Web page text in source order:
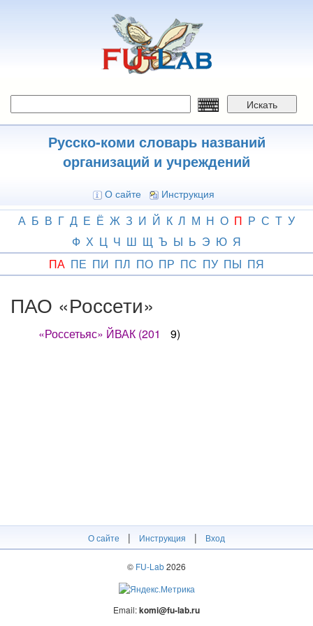
Искать
Русско-коми словарь названий
организаций и учреждений
О сайте Инструкция
А Б В Г Д Е Ё Ж З И Й К Л М Н О П Р С Т У
Ф Х Ц Ч Ш Щ Ъ Ы Ь Э Ю Я
ПА ПЕ ПИ ПЛ ПО ПР ПС ПУ ПЫ ПЯ
ПАО «Россети»
«Россетьяс» ЙВАК (201 9)
О сайте | Инструкция | Вход
© FU-Lab2026
Email:komi@fu-lab.ru